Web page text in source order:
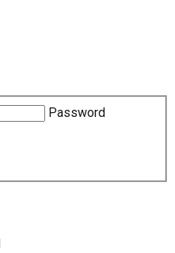
Password